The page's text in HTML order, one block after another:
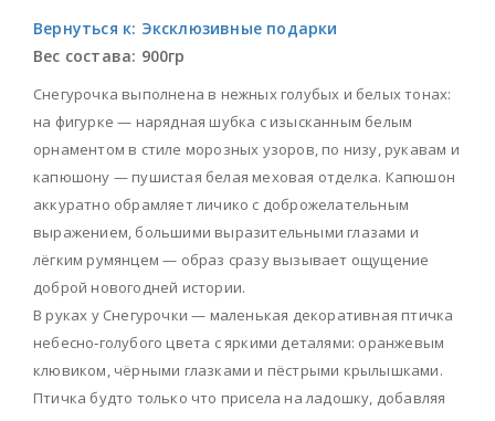
Вернуться к: Эксклюзивные подарки
Вес состава: 900гр
Снегурочка выполнена в нежных голубых и белых тонах:
на фигурке — нарядная шубка с изысканным белым
орнаментом в стиле морозных узоров, по низу, рукавам и
капюшону — пушистая белая меховая отделка. Капюшон
аккуратно обрамляет личико с доброжелательным
выражением, большими выразительными глазами и
лёгким румянцем — образ сразу вызывает ощущение
доброй новогодней истории.
В руках у Снегурочки — маленькая декоративная птичка
небесно‑голубого цвета с яркими деталями: оранжевым
клювиком, чёрными глазками и пёстрыми крылышками.
Птичка будто только что присела на ладошку, добавляя